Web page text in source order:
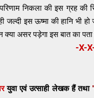
परिणाम निकला की इस ग्रह की
जल्दी इस ऊष्मा की हानि भी हो
क्या असर पड़ेगा इस बात का पता
-X-
युवा एवं उत्साही लेखक हैं तथा